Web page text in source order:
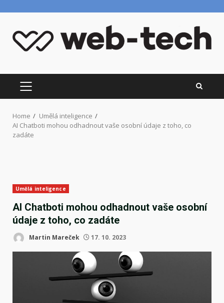
content
PRIMARY
MENU
Home
Umělá inteligence
AI Chatboti mohou odhadnout vaše osobní údaje z toho, co
zadáte
Umělá inteligence
AI Chatboti mohou odhadnout vaše osobní
údaje z toho, co zadáte
Martin Mareček 17. 10. 2023